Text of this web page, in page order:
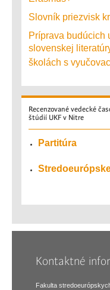
Slovník priezvisk
Príprava budúcich
slovenskej
školách s
Recenzované vedecké
štúdií UKF v Nitre
Partitúra
Kontaktné
Fakulta